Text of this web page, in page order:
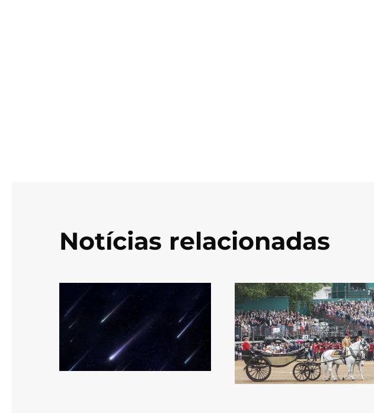
Notícias relacionadas